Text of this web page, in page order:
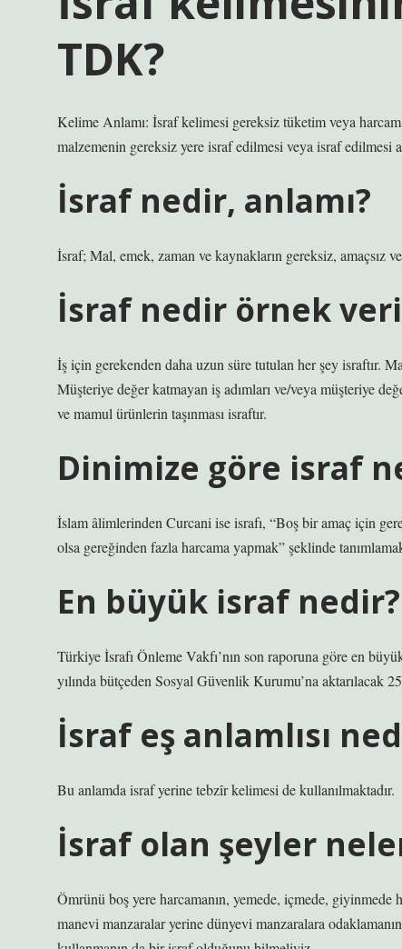
TDK?
Kelime Anlamı: İsraf kelimesi gereksiz tüketim veya
malzemenin gereksiz yere israf edilmesi veya israf edilmesi
İsraf nedir, anlamı?
İsraf; Mal, emek, zaman ve kaynakların gereksiz, amaçsız ve
İsraf nedir örnek
İş için gerekenden daha uzun süre tutulan her şey israftır.
Müşteriye değer katmayan iş adımları ve/veya müşteriye
ve mamul ürünlerin taşınması israftır.
Dinimize göre israf
İslam âlimlerinden Curcani ise israfı, “Boş bir amaç için
olsa gereğinden fazla harcama yapmak” şeklinde
En büyük israf nedir?
Türkiye İsrafı Önleme Vakfı’nın son raporuna göre en
yılında bütçeden Sosyal Güvenlik Kurumu’na aktarılacak
İsraf eş anlamlısı
Bu anlamda israf yerine tebzîr kelimesi de kullanılmaktadır.
İsraf olan şeyler
Ömrünü boş yere harcamanın, yemede, içmede, giyinmede
manevi manzaralar yerine dünyevi manzaralara